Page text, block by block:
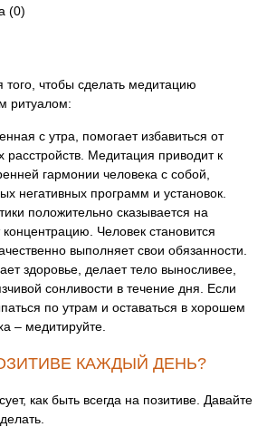
(0)
того, чтобы сделать медитацию
ритуалом:
с утра, помогает избавиться от
расстройств. Медитация приводит к
гармонии человека с собой,
негативных программ и установок.
положительно сказывается на
Человек становится
выполняет свои обязанности.
здоровье, делает тело выносливее,
сонливости в течение дня. Если
по утрам и оставаться в хорошем
– медитируйте.
КАЖДЫЙ ДЕНЬ?
как быть всегда на позитиве. Давайте